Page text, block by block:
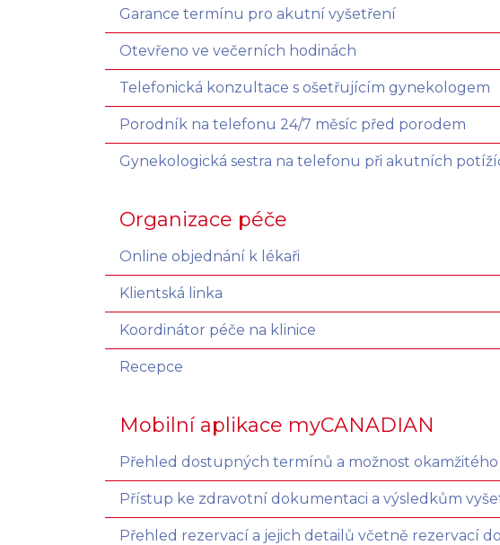
Garance termínu pro akutní vyšetření
Otevřeno ve večerních hodinách
Telefonická konzultace s ošetřujícím gynekologem
Porodník na telefonu 24/7 měsíc před porodem
Gynekologická sestra na telefonu při akutních
Organizace péče
Online objednání k lékaři
Klientská linka
Koordinátor péče na klinice
Recepce
Mobilní aplikace myCANADIAN
Přehled dostupných termínů a možnost
Přístup ke zdravotní dokumentaci a výsledkům
Přehled rezervací a jejich detailů včetně rezervací